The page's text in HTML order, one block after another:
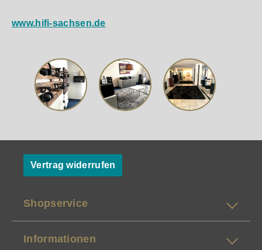
www.hifi-sachsen.de
Vertrag widerrufen
Shopservice
Informationen